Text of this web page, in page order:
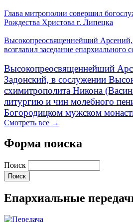
Глава митрополии совершил
Рождества Христова г. Липецка
Высокопреосвященнейший
возглавил заседание епархиального
Высокопреосвященнейший
Задонский, в сослужении
схимитрополита Никона
литургию и чин молебного
Богородицком мужском
Смотреть все →
Форма поиска
Поиск
Епархиальные